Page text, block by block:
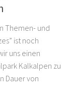
Themen- und
ist noch
uns einen
Kalkalpen zu
Dauer von